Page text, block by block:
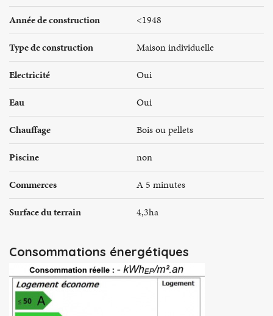
Année de construction
<1948
Type de construction
Maison individuelle
Electricité
Oui
Eau
Oui
Chauffage
Bois ou pellets
Piscine
non
Commerces
A 5 minutes
Surface du terrain
4,3ha
Consommations énergétiques